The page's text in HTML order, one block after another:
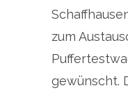
zum
gewünscht.